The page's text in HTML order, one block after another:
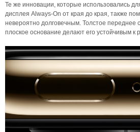
Те же инновации, которые использовались
дисплея Always-On от края до края, также
невероятно долговечным. Толстое переднее
плоское основание делают его устойчивым к